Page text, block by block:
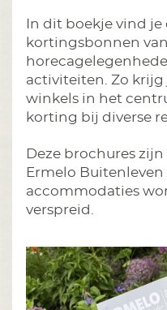
In dit boekje vind je
kortingsbonnen
activiteiten. Zo
winkels in het
korting bij diverse
Deze brochures
Ermelo Buitenleven
accommodaties
verspreid.